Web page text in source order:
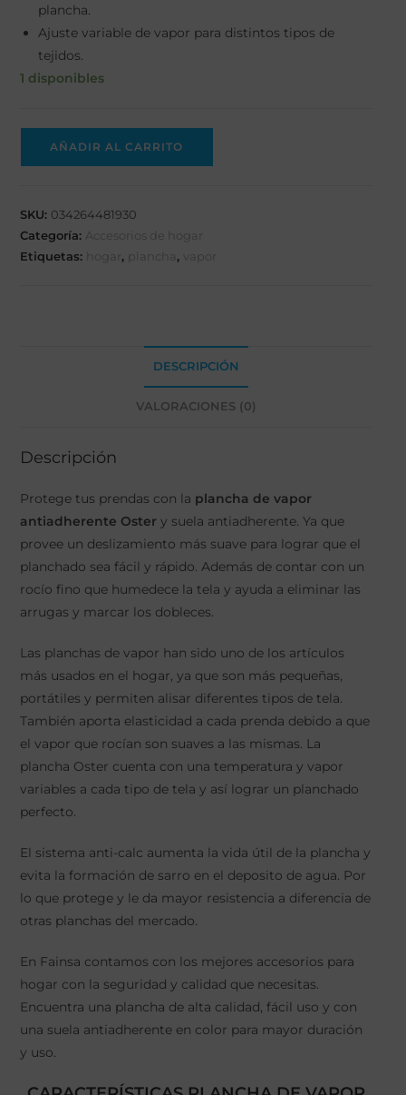
plancha.
Ajuste variable de vapor para distintos tipos de
tejidos.
1 disponibles
AÑADIR AL CARRITO
SKU: 034264481930
Categoría: Accesorios de hogar
Etiquetas:
hogar , plancha, vapor
DESCRIPCIÓN
VALORACIONES (0)
Descripción
Protege tus prendas con la plancha de vapor
antiadherente Ostery suela antiadherente. Ya que
provee un deslizamiento más suave para lograr que el
planchado sea fácil y rápido. Además de contar con un
rocío fino que humedece la tela y ayuda a eliminar las
arrugas y marcar los dobleces.
Las planchas de vapor han sido uno de los artículos
más usados en el hogar, ya que son más pequeñas,
portátiles y permiten alisar diferentes tipos de tela.
También aporta elasticidad a cada prenda debido a que
el vapor que rocían son suaves a las mismas. La
plancha Oster cuenta con una temperatura y vapor
variables a cada tipo de tela y así lograr un planchado
perfecto.
El sistema anti-calc aumenta la vida útil de la plancha y
evita la formación de sarro en el deposito de agua. Por
lo que protege y le da mayor resistencia a diferencia de
otras planchas del mercado.
En Fainsa contamos con los mejores accesorios para
hogar con la seguridad y calidad que necesitas.
Encuentra una plancha de alta calidad, fácil uso y con
una suela antiadherente en color para mayor duración
y uso.